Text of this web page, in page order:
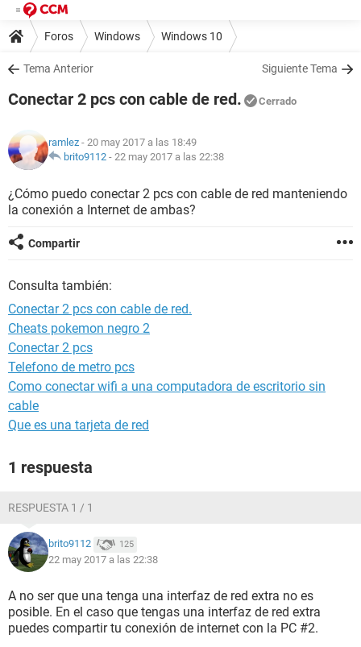
Foros Windows Windows 10
Tema Anterior Siguiente Tema
Conectar 2 pcs con cable de red. Cerrado
ramlez - 20 may 2017 a las 18:49
brito9112 - 22 may 2017 a las 22:38
¿Cómo puedo conectar 2 pcs con cable de red manteniendo
la conexión a Internet de ambas?
Compartir
Consulta también:
Conectar 2 pcs con cable de red.
Cheats pokemon negro 2
Conectar 2 pcs
Telefono de metro pcs
Como conectar wifi a una computadora de escritorio sin
cable
Que es una tarjeta de red
1 respuesta
RESPUESTA 1 / 1
brito9112 125
22 may 2017 a las 22:38
A no ser que una tenga una interfaz de red extra no es
posible. En el caso que tengas una interfaz de red extra
puedes compartir tu conexión de internet con la PC #2.